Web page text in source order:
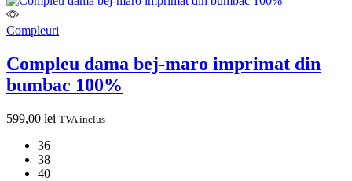
Compleuri
Compleu dama bej-maro imprimat din
bumbac 100%
599,00 lei TVA inclus
36
38
40